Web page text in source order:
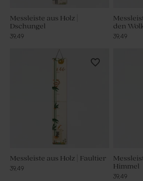
Messleiste aus Holz |
Dschungel
39,49
den
39,49
Messleiste aus Holz | Faultier
39,49
Himmel
39,49